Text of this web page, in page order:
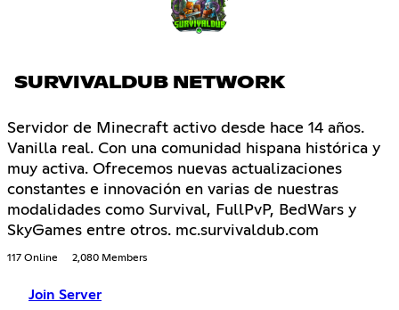
SURVIVALDUB NETWORK
Servidor de Minecraft activo desde hace 14 años.
Vanilla real. Con una comunidad hispana histórica y
muy activa. Ofrecemos nuevas actualizaciones
constantes e innovación en varias de nuestras
modalidades como Survival, FullPvP, BedWars y
SkyGames entre otros. mc.survivaldub.com
117 Online 2,080 Members
Join Server